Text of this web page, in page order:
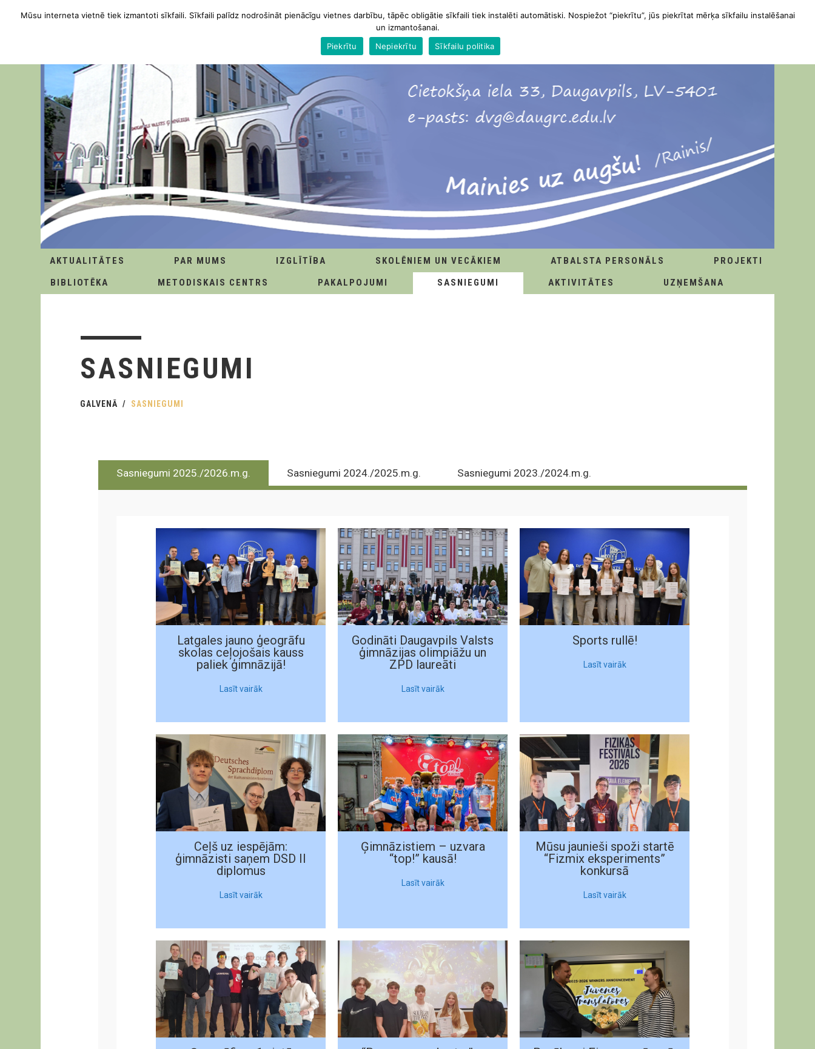
AKTUALITĀTES PAR MUMS IZGLĪTĪBA SKOLĒNIEM UN VECĀKIEM ATBALSTA PERSONĀLS
PROJEKTI
BIBLIOTĒKA
METODISKAIS CENTRS PAKALPOJUMI SASNIEGUMI AKTIVITĀTES UZŅEMŠANA
SASNIEGUMI
GALVENĀ SASNIEGUMI
Sasniegumi 2025./2026.m.g. Sasniegumi 2024./2025.m.g. Sasniegumi 2023./2024.m.g.
Latgales jauno ģeogrāfu
skolas ceļojošais kauss
paliek ģimnāzijā!
Lasīt vairāk
Godināti Daugavpils Valsts
ģimnāzijas olimpiāžu un
ZPD laureāti
Lasīt vairāk
Sports rullē!
Lasīt vairāk
Ceļš uz iespējām:
ģimnāzisti saņem DSD II
diplomus
Lasīt vairāk
Ģimnāzistiem – uzvara
“top!” kausā!
Lasīt vairāk
Mūsu jaunieši spoži startē
“Fizmix eksperiments”
konkursā
Lasīt vairāk
Mūsu interneta vietnē tiek izmantoti sīkfaili. Sīkfaili palīdz nodrošināt pienācīgu vietnes darbību, tāpēc obligātie sīkfaili tiek instalēti automātiski. Nospiežot “piekrītu”, jūs piekrītat mērķa sīkfailu instalēšanai
un izmantošanai.
Piekrītu
Nepiekrītu Sīkfailu politika